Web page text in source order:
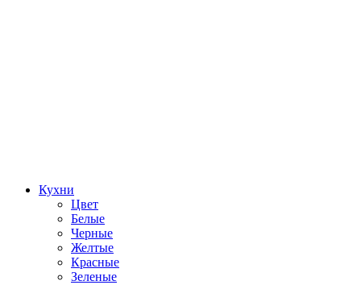
Кухни
Цвет
Белые
Черные
Желтые
Красные
Зеленые